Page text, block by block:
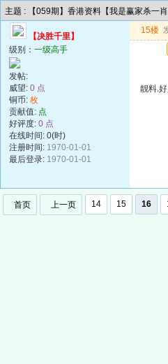
主题 : 【059期】香港资料【我是赢家杀一
【决胜千里】
级别： 一级高手
发帖:
威望: 0 点
铜币: 枚
贡献值: 点
好评度: 0 点
在线时间: 0(时)
注册时间: 1970-01-01
最后登录: 1970-01-01
15楼
靓料.
首页 上一页 14 15 16